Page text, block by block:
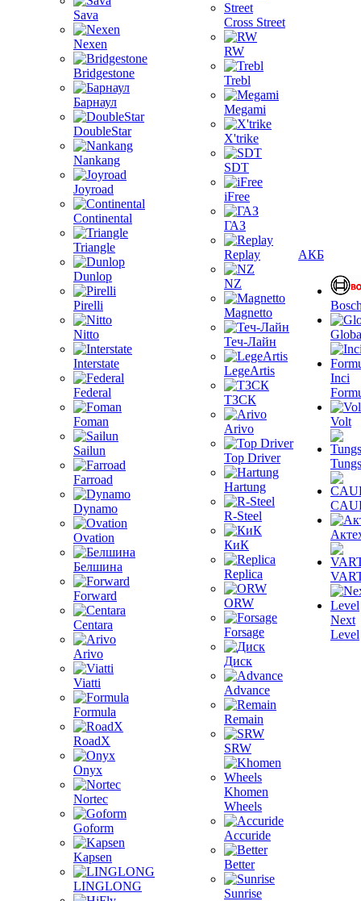
Sava
Nexen
Bridgestone
Барнаул
DoubleStar
Nankang
Joyroad
Continental
Triangle
Dunlop
Pirelli
Nitto
Interstate
Federal
Foman
Sailun
Farroad
Dynamo
Ovation
Белшина
Forward
Centara
Arivo
Viatti
Formula
RoadX
Onyx
Nortec
Goform
Kapsen
LINGLONG
Cross Street
RW
Trebl
Megami
X'trike
SDT
iFree
ГАЗ
Replay
NZ
Magnetto
Теч-Лайн
LegeArtis
ТЗСК
Arivo
Top Driver
Hartung
R-Steel
КиК
Replica
ORW
Forsage
Диск
Advance
Remain
SRW
Khomen
Wheels
Accuride
Better
Sunrise
АКБ
Inci
Volt
Next
Level